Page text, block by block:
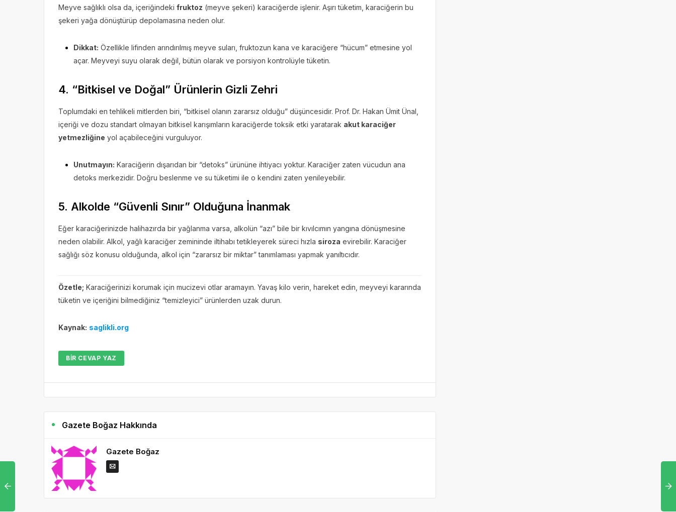
Meyve sağlıklı olsa da, içeriğindeki fruktoz (meyve şekeri) karaciğerde işlenir. Aşırı tüketim, karaciğerin bu
şekeri yağa dönüştürüp depolamasına neden olur.
Dikkat: Özellikle lifinden arındırılmış meyve suları, fruktozun kana ve karaciğere “hücum” etmesine yol
açar. Meyveyi suyu olarak değil, bütün olarak ve porsiyon kontrolüyle tüketin.
4. “Bitkisel ve Doğal” Ürünlerin Gizli Zehri
Toplumdaki en tehlikeli mitlerden biri, “bitkisel olanın zararsız olduğu” düşüncesidir. Prof. Dr. Hakan Ümit Ünal,
içeriği ve dozu standart olmayan bitkisel karışımların karaciğerde toksik etki yaratarak akut karaciğer
yetmezliğine yol açabileceğini vurguluyor.
Unutmayın: Karaciğerin dışarıdan bir “detoks” ürününe ihtiyacı yoktur. Karaciğer zaten vücudun ana
detoks merkezidir. Doğru beslenme ve su tüketimi ile o kendini zaten yenileyebilir.
5. Alkolde “Güvenli Sınır” Olduğuna İnanmak
Eğer karaciğerinizde halihazırda bir yağlanma varsa, alkolün “azı” bile bir kıvılcımın yangına dönüşmesine
neden olabilir. Alkol, yağlı karaciğer zemininde iltihabı tetikleyerek süreci hızla siroza evirebilir. Karaciğer
sağlığı söz konusu olduğunda, alkol için “zararsız bir miktar” tanımlaması yapmak yanıltıcıdır.
Özetle; Karaciğerinizi korumak için mucizevi otlar aramayın. Yavaş kilo verin, hareket edin, meyveyi kararında
tüketin ve içeriğini bilmediğiniz “temizleyici” ürünlerden uzak durun.
Kaynak: saglikli.org
BIR CEVAP YAZ
Gazete Boğaz Hakkında
Gazete Boğaz